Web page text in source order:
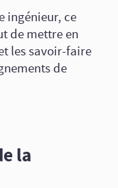
ingénieur, ce
de mettre en
les savoir-faire
de
la